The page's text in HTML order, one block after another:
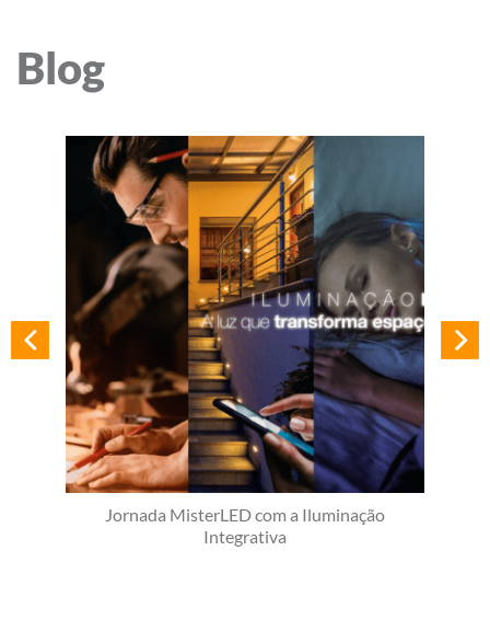
Blog
Jornada MisterLED com a Iluminação
Integrativa